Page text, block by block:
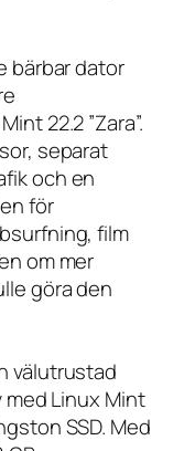
bärbar dator
22.2 ”Zara”.
separat
och en
för
film
om mer
göra den
välutrustad
Linux Mint
SSD. Med